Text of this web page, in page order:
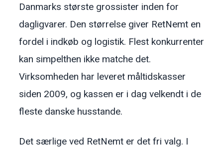
Danmarks største grossister inden for
dagligvarer. Den størrelse giver RetNemt en
fordel i indkøb og logistik. Flest konkurrenter
kan simpelthen ikke matche det.
Virksomheden har leveret måltidskasser
siden 2009, og kassen er i dag velkendt i de
fleste danske husstande.
Det særlige ved RetNemt er det fri valg. I